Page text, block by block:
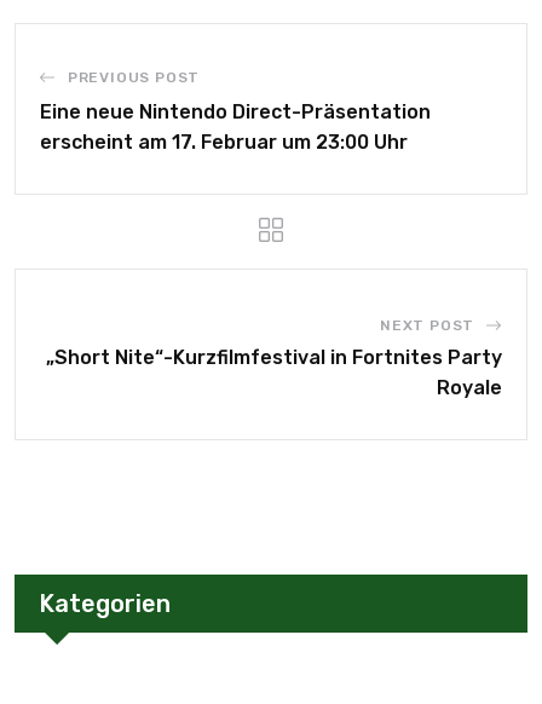
PREVIOUS POST
Eine neue Nintendo Direct-Präsentation
erscheint am 17. Februar um 23:00 Uhr
NEXT POST
„Short Nite“-Kurzfilmfestival in Fortnites Party
Royale
Kategorien